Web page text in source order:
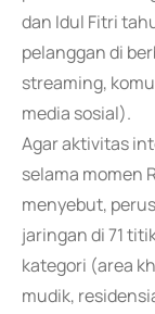
dan Idul Fitri
pelanggan di
streaming,
media sosial).
Agar aktivitas
selama momen
menyebut,
jaringan di 71
kategori (area
mudik,